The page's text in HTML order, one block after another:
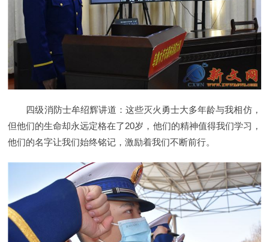
四级消防士牟绍辉讲道：这些灭火勇士大多年龄与我相仿，
但他们的生命却永远定格在了20岁，他们的精神值得我们学习，
他们的名字让我们始终铭记，激励着我们不断前行。